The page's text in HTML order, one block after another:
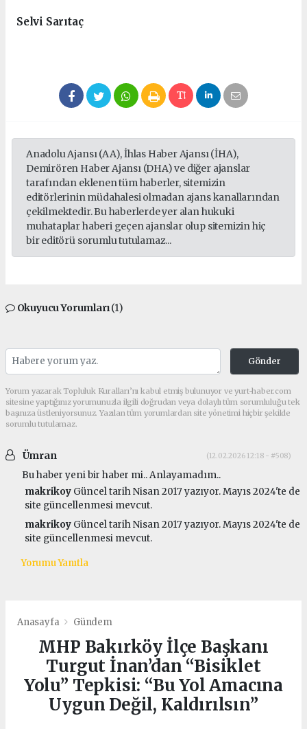
Selvi Sarıtaç
Anadolu Ajansı (AA), İhlas Haber Ajansı (İHA),
Demirören Haber Ajansı (DHA) ve diğer ajanslar
tarafından eklenen tüm haberler, sitemizin
editörlerinin müdahalesi olmadan ajans kanallarından
çekilmektedir. Bu haberlerde yer alan hukuki
muhataplar haberi geçen ajanslar olup sitemizin hiç
bir editörü sorumlu tutulamaz...
Okuyucu Yorumları(1)
Gönder
Yorum yazarak Topluluk Kuralları’nı kabul etmiş bulunuyor ve yurt-haber.com
sitesine yaptığınız yorumunuzla ilgili doğrudan veya dolaylı tüm sorumluluğu tek
başınıza üstleniyorsunuz. Yazılan tüm yorumlardan site yönetimi hiçbir şekilde
sorumlu tutulamaz.
Ümran (12.02.2026 12:18 - #508)
Bu haber yeni bir haber mi.. Anlayamadım..
makrikoy Güncel tarih Nisan 2017 yazıyor. Mayıs 2024'te de
site güncellenmesi mevcut.
makrikoy Güncel tarih Nisan 2017 yazıyor. Mayıs 2024'te de
site güncellenmesi mevcut.
Yorumu Yanıtla
Anasayfa Gündem
MHP Bakırköy İlçe Başkanı
Turgut İnan’dan “Bisiklet
Yolu” Tepkisi: “Bu Yol Amacına
Uygun Değil, Kaldırılsın”